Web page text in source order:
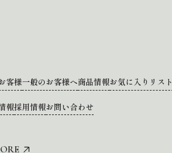
客様一般のお客様へ商品情報お気に入りリスト
報採用情報お問い合わせ